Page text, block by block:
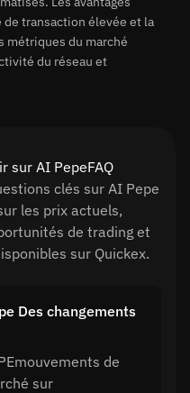
transaction élevée et la
métriques du marché
du réseau et
sur AI PepeFAQ
clés sur AI Pepe
les prix actuels,
de trading et
sur Quickex.
Des changements
de
sur